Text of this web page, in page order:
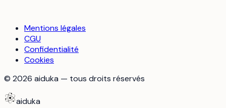
Mentions légales
CGU
Confidentialité
Cookies
© 2026 aiduka — tous droits réservés
aiduka